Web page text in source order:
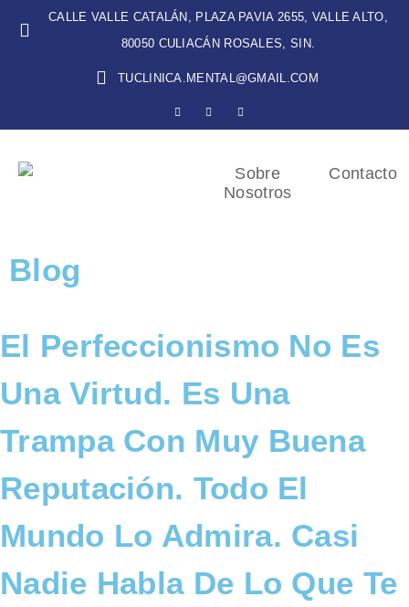
CALLE VALLE CATALÁN, PLAZA PAVIA 2655, VALLE ALTO,
80050 CULIACÁN ROSALES, SIN.
TUCLINICA.MENTAL@GMAIL.COM
Sobre
Nosotros
Contacto
Blog
El Perfeccionismo No Es
Una Virtud. Es Una
Trampa Con Muy Buena
Reputación. Todo El
Mundo Lo Admira. Casi
Nadie Habla De Lo Que Te